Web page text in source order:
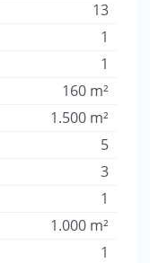
13
1
1
160 m²
1.500 m²
5
3
1
1.000 m²
1